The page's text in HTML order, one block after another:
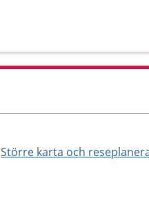
Större karta och